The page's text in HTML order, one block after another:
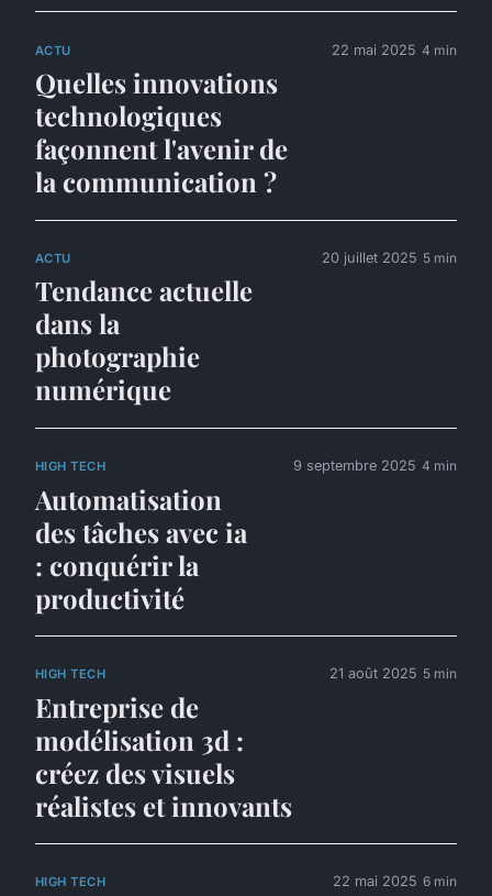
ACTU
Quelles innovations
technologiques
façonnent l'avenir de
la communication ?
22 mai 2025 4 min
ACTU
Tendance actuelle
dans la
photographie
numérique
20 juillet 2025 5 min
HIGH TECH
Automatisation
des tâches avec ia
: conquérir la
productivité
9 septembre 2025 4 min
HIGH TECH
Entreprise de
modélisation 3d :
créez des visuels
réalistes et innovants
21 août 2025 5 min
HIGH TECH 22 mai 2025 6 min